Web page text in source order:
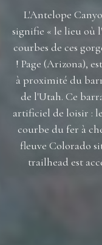
L'Antelope
signifie « le lieu où
courbes de ces
! Page (Arizona),
à proximité du
de l'Utah. Ce
artificiel de loisir :
courbe du fer à
fleuve Colorado
trailhead est